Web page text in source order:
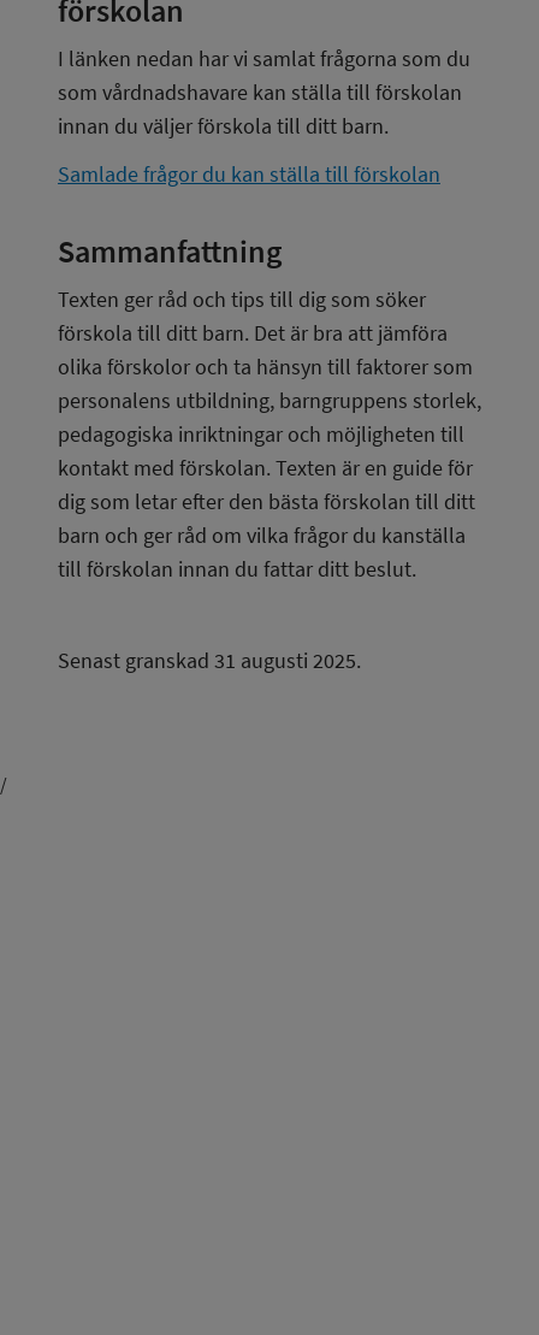
förskolan
I länken nedan har vi samlat frågorna som du
som vårdnadshavare kan ställa till förskolan
innan du väljer förskola till ditt barn.
Samlade frågor du kan ställa till förskolan
Sammanfattning
Texten ger råd och tips till dig som söker
förskola till ditt barn. Det är bra att jämföra
olika förskolor och ta hänsyn till faktorer som
personalens utbildning, barngruppens storlek,
pedagogiska inriktningar och möjligheten till
kontakt med förskolan. Texten är en guide för
dig som letar efter den bästa förskolan till ditt
barn och ger råd om vilka frågor du kanställa
till förskolan innan du fattar ditt beslut.
Senast granskad 31 augusti 2025.
/